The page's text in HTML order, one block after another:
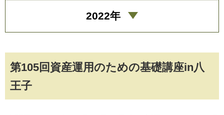
第105回資産運用のための基礎講座in八
王子
2022年